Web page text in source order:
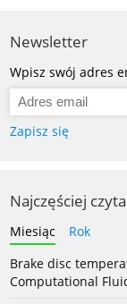
Newsletter
Wpisz swój adres
Zapisz się
Najczęściej
Miesiąc
Rok
Brake disc
Computational